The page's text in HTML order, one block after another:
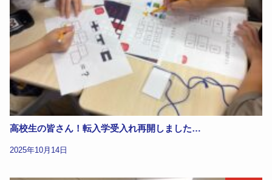
高校生の皆さん！転入学受入れ再開しました…
2025年10月14日